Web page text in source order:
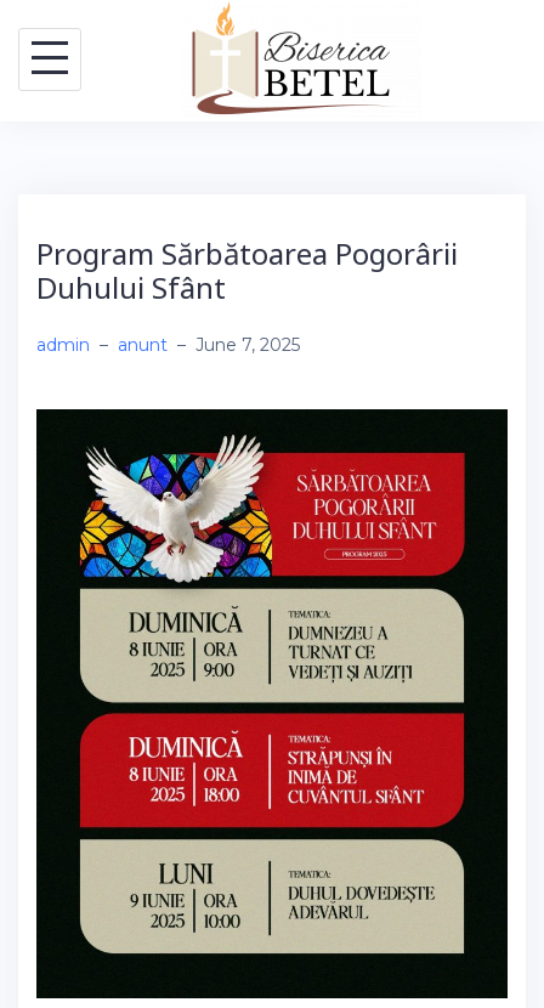
content
Program Sărbătoarea Pogorârii
Duhului Sfânt
admin – anunt – June 7, 2025